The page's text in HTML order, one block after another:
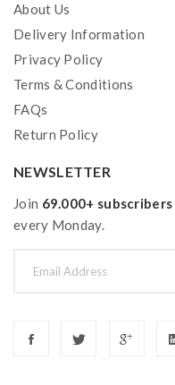
About Us
Delivery Information
Privacy Policy
Terms & Conditions
FAQs
Return Policy
NEWSLETTER
Join 69.000+ subscribers
every Monday.